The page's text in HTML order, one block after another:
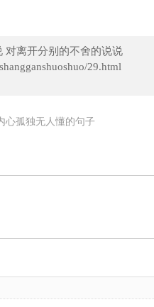
对离开分别的不舍的说说
29.html
心孤独无人懂的句子